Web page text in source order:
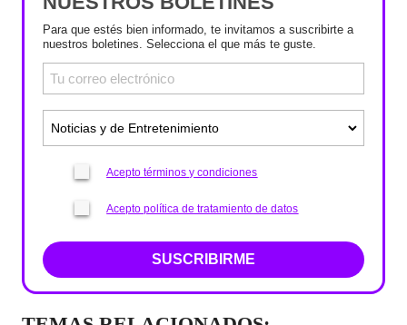
Para que estés bien informado, te invitamos a suscribirte a
nuestros boletines. Selecciona el que más te guste.
Acepto términos y condiciones
Acepto política de tratamiento de datos
SUSCRIBIRME